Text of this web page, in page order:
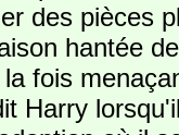
des pièces
hantée
fois
Harry